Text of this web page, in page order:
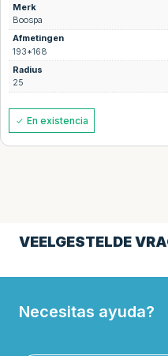
Merk
Boospa
Afmetingen
193*168
Radius
25
En existencia
VEELGESTELDE
Necesitas ayuda?